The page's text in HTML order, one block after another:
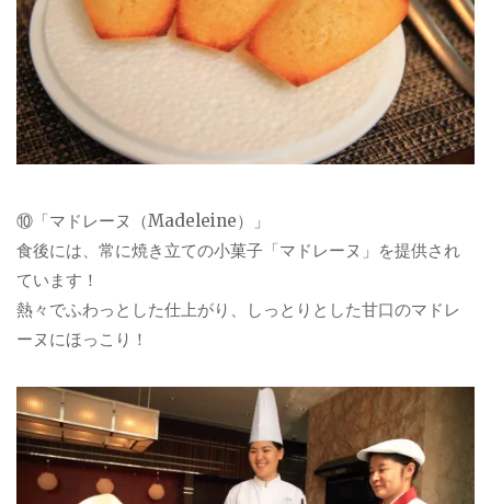
⑩「マドレーヌ（Madeleine）」
食後には、常に焼き立ての小菓子「マドレーヌ」を提供され
ています！
熱々でふわっとした仕上がり、しっとりとした甘口のマドレ
ーヌにほっこり！